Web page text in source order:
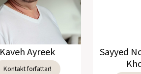
Kaveh Ayreek
Kontakt forfattar!
Sayyed